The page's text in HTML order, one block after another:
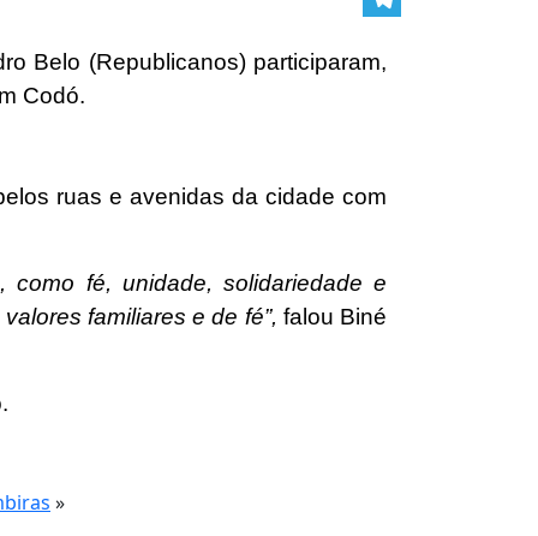
Belo (Republicanos) participaram,
Codó.
ruas e avenidas da cidade com
como fé, unidade, solidariedade e
familiares e de fé”, falou Biné
»